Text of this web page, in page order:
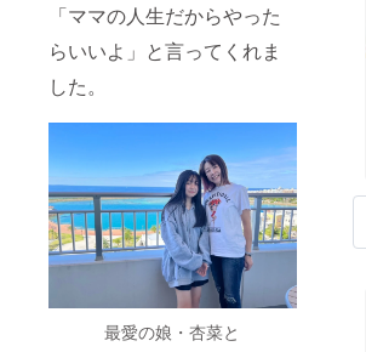
「ママの人生だからやった
らいいよ」と言ってくれま
した。
最愛の娘・杏菜と